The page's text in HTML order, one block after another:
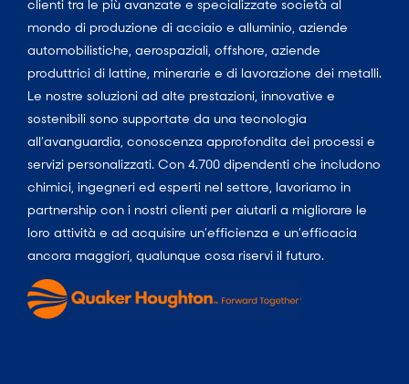
clienti tra le più avanzate e specializzate società al
mondo di produzione di acciaio e alluminio, aziende
automobilistiche, aerospaziali, offshore, aziende
produttrici di lattine, minerarie e di lavorazione dei metalli.
Le nostre soluzioni ad alte prestazioni, innovative e
sostenibili sono supportate da una tecnologia
all’avanguardia, conoscenza approfondita dei processi e
servizi personalizzati. Con 4.700 dipendenti che includono
chimici, ingegneri ed esperti nel settore, lavoriamo in
partnership con i nostri clienti per aiutarli a migliorare le
loro attività e ad acquisire un’efficienza e un’efficacia
ancora maggiori, qualunque cosa riservi il futuro.